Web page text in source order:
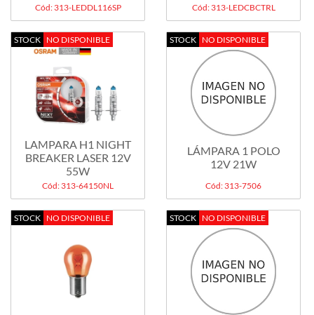
Cód: 313-LEDDL116SP Cód: 313-LEDCBCTRL
STOCK NO DISPONIBLE
LAMPARA H1 NIGHT
BREAKER LASER 12V
55W
Cód: 313-64150NL
STOCK NO DISPONIBLE
LÁMPARA 1 POLO
12V 21W
Cód: 313-7506
STOCK NO DISPONIBLE STOCK NO DISPONIBLE